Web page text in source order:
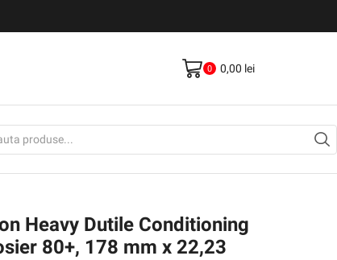
0 0,00 lei
Heavy Dutile Conditioning
80+, 178 mm x 22,23